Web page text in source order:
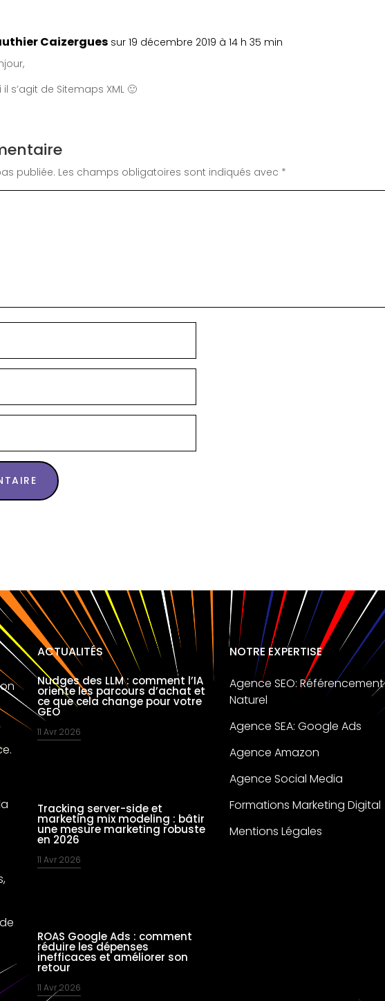
Caizergues sur 19 décembre 2019 à 14 h 35 min
il s’agit de Sitemaps XML 🙂
publiée. Les champs obligatoires sont indiqués avec *
ACTUALITÉS
Nudges des LLM : comment l’IA
oriente les parcours d’achat et
ce que cela change pour votre
GEO
11 Avr 2026
Tracking server-side et
marketing mix modeling : bâtir
une mesure marketing robuste
en 2026
11 Avr 2026
ROAS Google Ads : comment
réduire les dépenses
inefficaces et améliorer son
retour
11 Avr 2026
NOTRE EXPERTISE
Agence SEO: Référencement
Naturel
Agence SEA: Google Ads
Agence Amazon
Agence Social Media
Formations Marketing Digital
Mentions Légales